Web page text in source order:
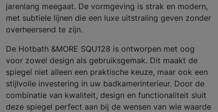
jarenlang meegaat. De vormgeving is strak en modern,
met subtiele lijnen die een luxe uitstraling geven zonder
overheersend te zijn.
De Hotbath &MORE SQU128 is ontworpen met oog
voor zowel design als gebruiksgemak. Dit maakt de
spiegel niet alleen een praktische keuze, maar ook een
stijlvolle investering in uw badkamerinterieur. Door de
combinatie van kwaliteit, design en functionaliteit sluit
deze spiegel perfect aan bij de wensen van wie waarde